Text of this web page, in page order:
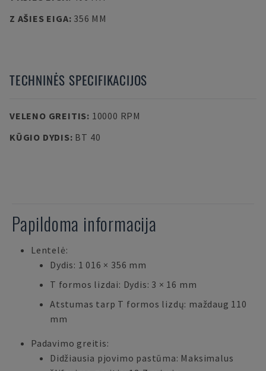
Z AŠIES EIGA: 356 MM
TECHNINĖS SPECIFIKACIJOS
VELENO GREITIS: 10000 RPM
KŪGIO DYDIS: BT 40
Papildoma informacija
Lentelė:
Dydis: 1 016 × 356 mm
T formos lizdai: Dydis: 3 × 16 mm
Atstumas tarp T formos lizdų: maždaug 110
mm
Padavimo greitis:
Didžiausia pjovimo pastūma: Maksimalus